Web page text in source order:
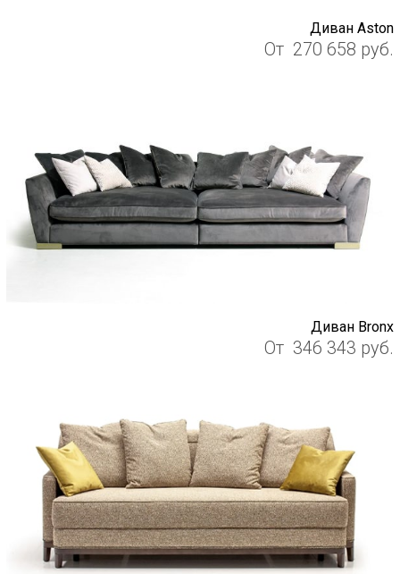
Диван Aston
От 270 658 руб.
Диван Bronx
От 346 343 руб.